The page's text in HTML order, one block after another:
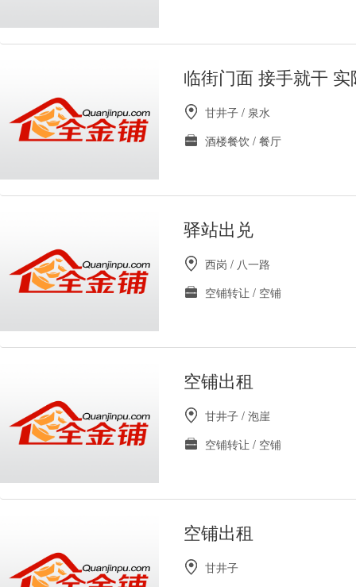
临街门面 接手就干
甘井子 / 泉水
酒楼餐饮 / 餐厅
驿站出兑
西岗 / 八一路
空铺转让 / 空铺
空铺出租
甘井子 / 泡崖
空铺转让 / 空铺
空铺出租
甘井子